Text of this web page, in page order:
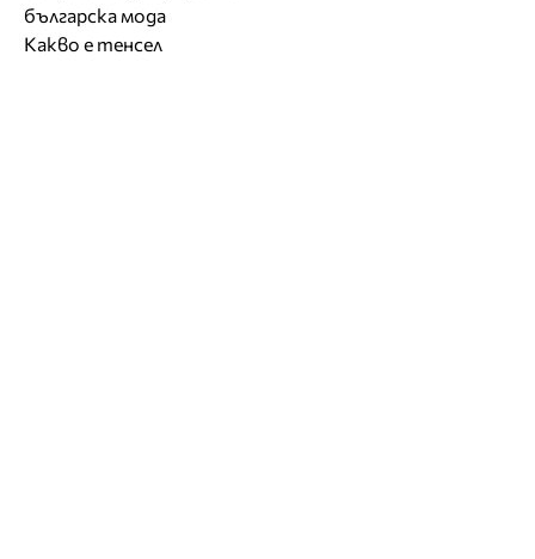
българска мода
Какво е тенсел